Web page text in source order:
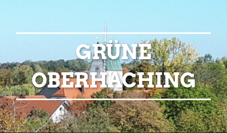
GRÜNE
OBERHACHING